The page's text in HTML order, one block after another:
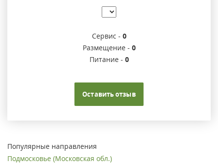
Сервис - 0
Размещение - 0
Питание - 0
Оставить отзыв
Популярные направления
Подмосковье (Московская обл.)